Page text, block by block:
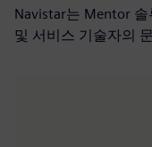
Navistar는 Mentor
및 서비스 기술자의